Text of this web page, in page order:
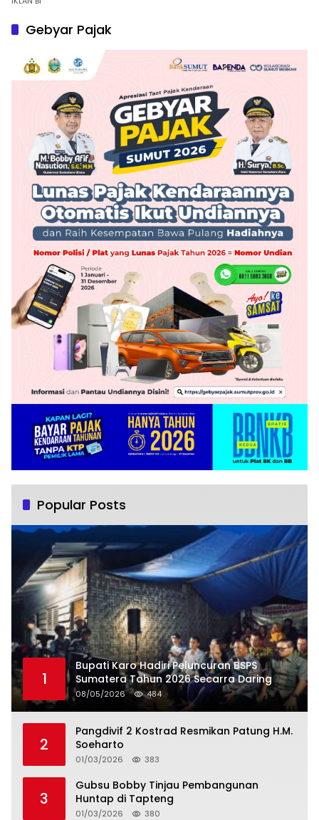
Gebyar Pajak
Popular Posts
1
Bupati Karo Hadiri Peluncuran BSPS
Sumatera Tahun 2026 Secarra Daring
08/05/2026 484
2
Pangdivif 2 Kostrad Resmikan Patung H.M.
Soeharto
01/03/2026 383
3
Gubsu Bobby Tinjau Pembangunan
Huntap di Tapteng
01/03/2026 380